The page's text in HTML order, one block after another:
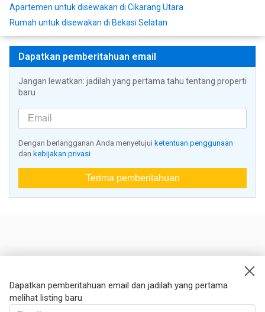
Apartemen untuk disewakan di Cikarang Utara
Rumah untuk disewakan di Bekasi Selatan
Dapatkan pemberitahuan email
Jangan lewatkan: jadilah yang pertama tahu tentang properti
baru
Dengan berlangganan Anda menyetujui ketentuan penggunaan
dan kebijakan privasi
Terima pemberitahuan
Dapatkan pemberitahuan email dan jadilah yang pertama
melihat listing baru
Kontak kami
Hukum